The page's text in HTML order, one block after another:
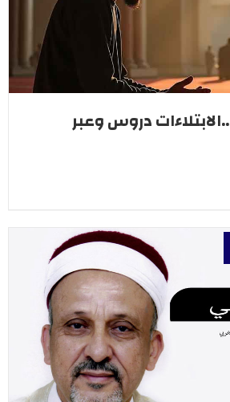
دروس وعبر